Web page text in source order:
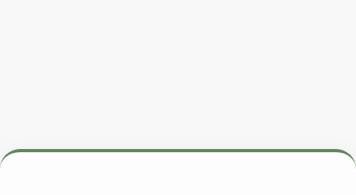
betexper.xyzm elexbet